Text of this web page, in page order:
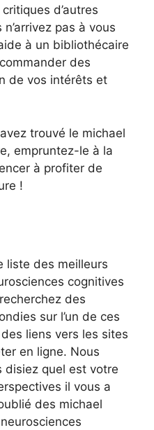
d’autres
pas à vous
à un bibliothécaire
des
de vos intérêts et
trouvé le michael
empruntez-le à la
à profiter de
!
liste des meilleurs
cognitives
des
sur l’un de ces
liens vers les sites
en ligne. Nous
disiez quel est votre
il vous a
des michael